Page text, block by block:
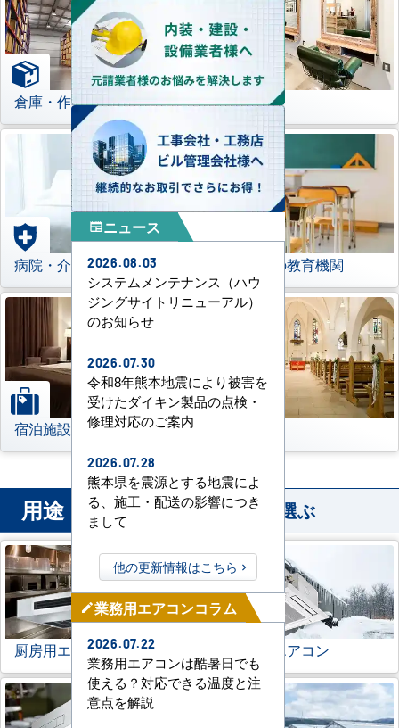
倉庫・作業場 理美容室
病院・介護施設 学校などの教育機関
宿泊施設
用途 から業務用エアコンを選ぶ
厨房用エアコン 寒冷地用エアコン
newspaperニュース
2026.08.03
システムメンテナンス（ハウ
ジングサイトリニューアル）
のお知らせ
2026.07.30
令和8年熊本地震により被害を
受けたダイキン製品の点検・
修理対応のご案内
2026.07.28
熊本県を震源とする地震によ
る、施工・配送の影響につき
まして
他の更新情報はこちら
mode_edit業務用エアコンコラム
2026.07.22
業務用エアコンは酷暑日でも
使える？対応できる温度と注
意点を解説